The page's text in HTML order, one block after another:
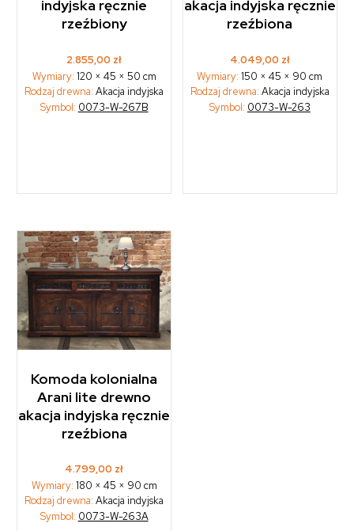
indyjska ręcznie
rzeźbiony
2.855,00 zł
Wymiary: 120 × 45 × 50 cm
Rodzaj drewna: Akacja indyjska
Symbol: 0073-W-267B
akacja indyjska ręcznie
rzeźbiona
4.049,00 zł
Wymiary:150 × 45 × 90 cm
Rodzaj drewna: Akacja indyjska
Symbol: 0073-W-263
Komoda kolonialna
Arani lite drewno
akacja indyjska ręcznie
rzeźbiona
4.799,00 zł
Wymiary: 180 × 45 × 90 cm
Rodzaj drewna: Akacja indyjska
Symbol: 0073-W-263A